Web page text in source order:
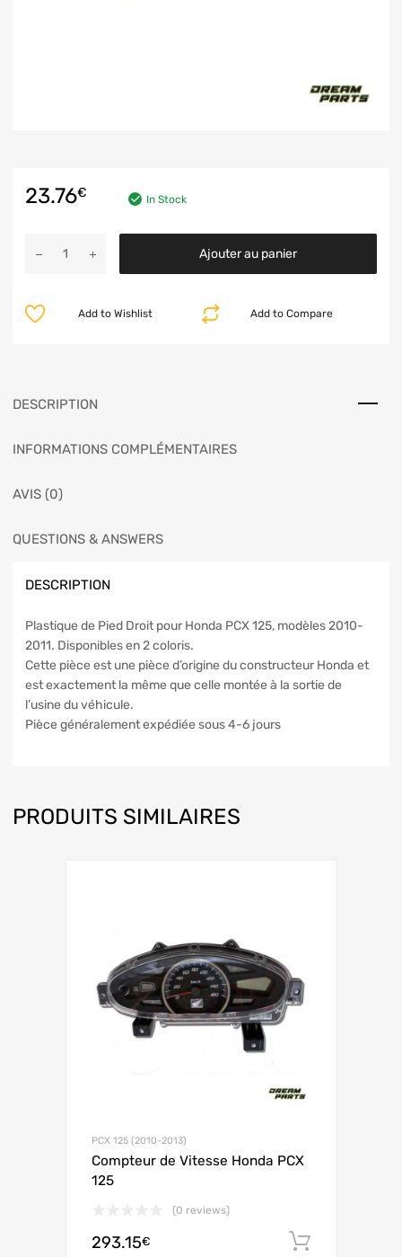
23.76€ In Stock
Ajouter au panier
Add to Compare
Add to Wishlist
DESCRIPTION
INFORMATIONS COMPLÉMENTAIRES
AVIS (0)
QUESTIONS & ANSWERS
DESCRIPTION
Plastique de Pied Droit pour Honda PCX 125, modèles 2010-
2011. Disponibles en 2 coloris.
Cette pièce est une pièce d’origine du constructeur Honda et
est exactement la même que celle montée à la sortie de
l’usine du véhicule.
Pièce généralement expédiée sous 4-6 jours
PRODUITS SIMILAIRES
PCX 125 (2010-2013)
Compteur de Vitesse Honda PCX
125
(0 reviews)
293.15€